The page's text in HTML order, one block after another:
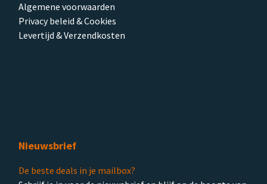
Algemene voorwaarden
Privacy beleid & Cookies
Levertijd & Verzendkosten
Nieuwsbrief
De beste deals in je mailbox?